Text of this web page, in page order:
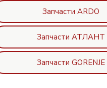
Запчасти ARDO
Запчасти АТЛАНТ
Запчасти GORENJE